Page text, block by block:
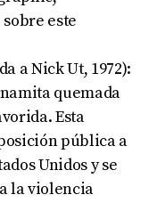
este
a Nick Ut, 1972):
quemada
Esta
pública a
Unidos y se
la violencia